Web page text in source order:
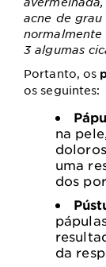
acne de grau
3 algumas
Portanto, os
os seguintes:
na
uma
dos
da